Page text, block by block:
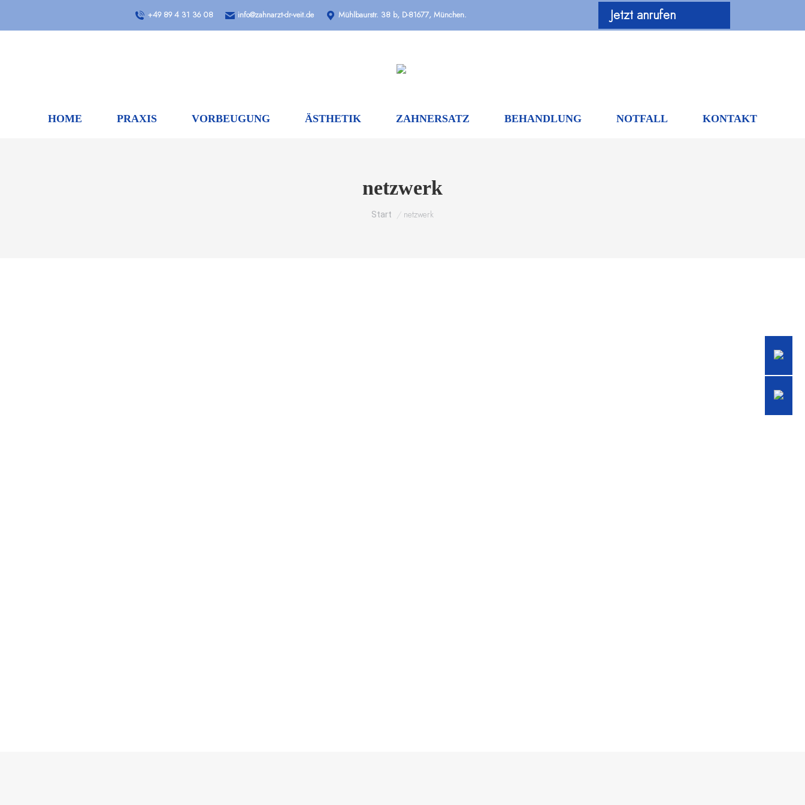
+49 89 4 31 36 08 info@zahnarzt-dr-veit.de Mühlbaurstr. 38 b, D-81677, München. Jetzt anrufen
HOME PRAXIS VORBEUGUNG ÄSTHETIK ZAHNERSATZ BEHANDLUNG NOTFALL KONTAKT
netzwerk
Sie befinden sich hier:
Start netzwerk